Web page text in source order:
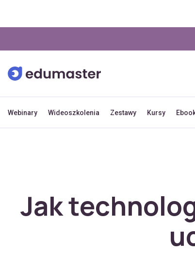
Webinary Wideoszkolenia Zestawy Kursy
Jak